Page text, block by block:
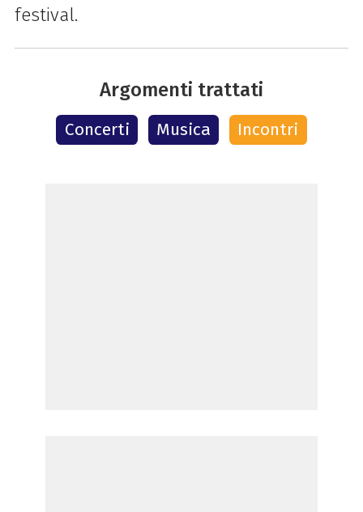
festival.
Argomenti trattati
Concerti Musica Incontri